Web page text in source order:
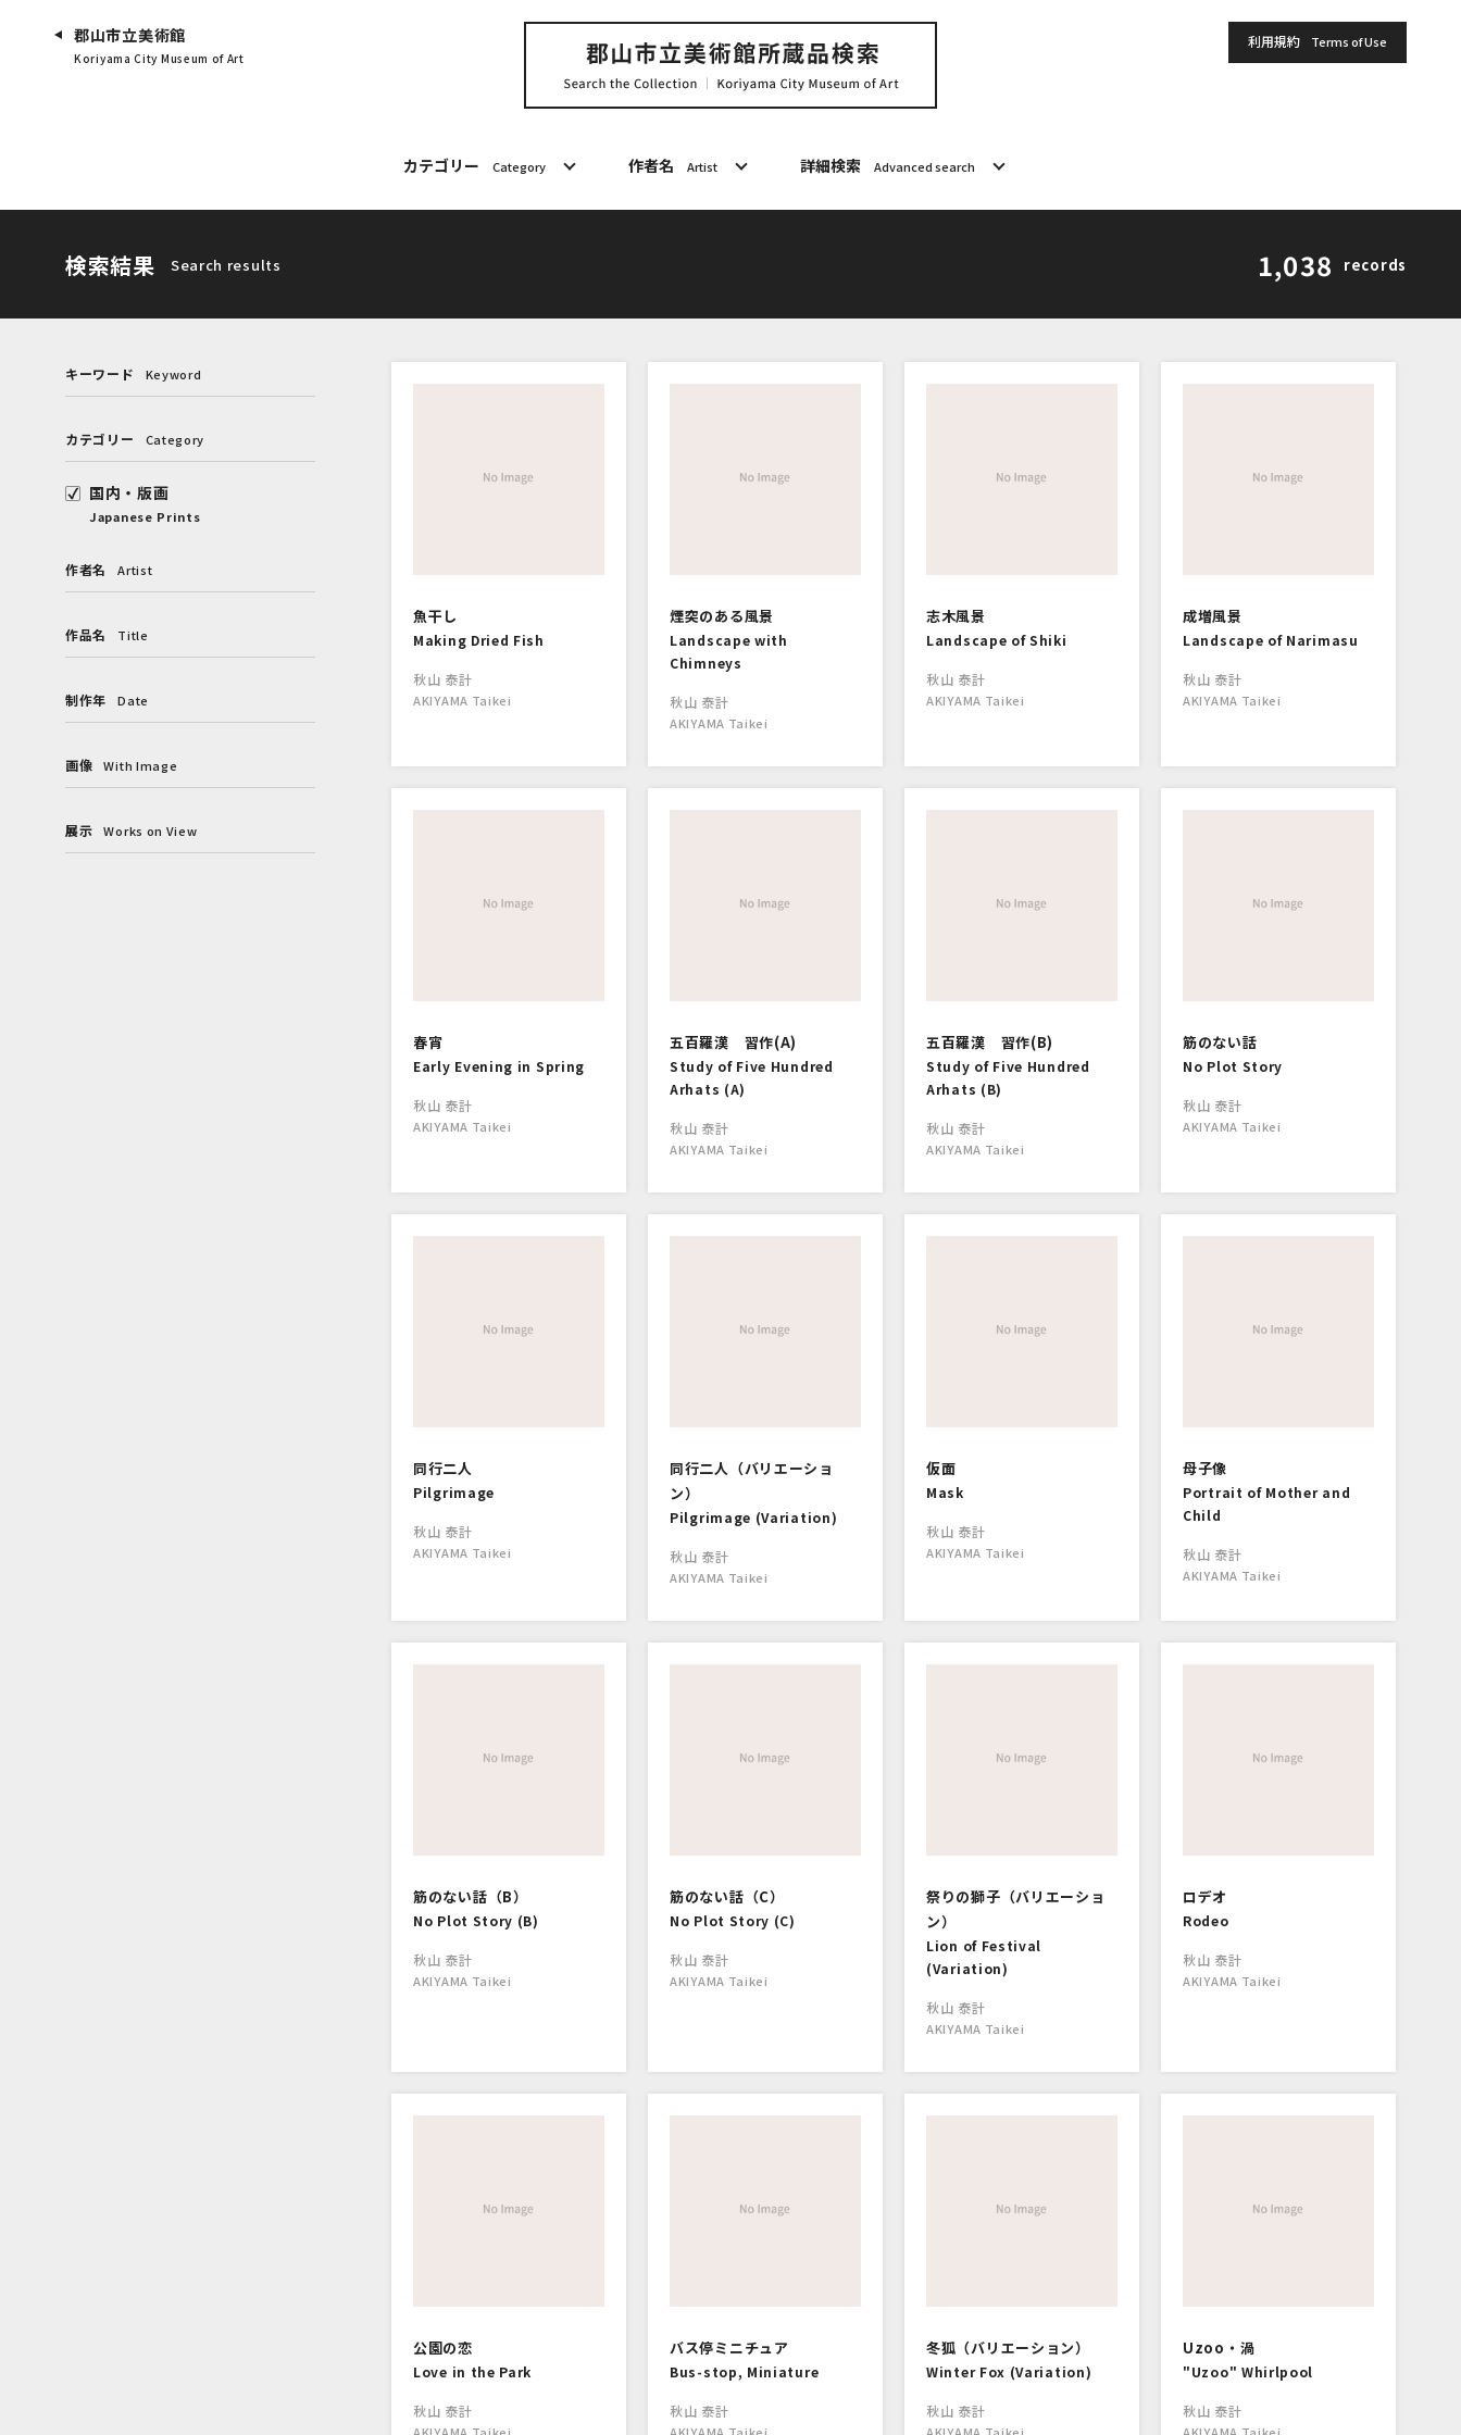
カテゴリー Category 作者名 Artist 詳細検索 Advanced search
利用規約 Terms of Use
郡山市立美術館
Koriyama City Museum of Art
検索結果 Search results 1,038 records
キーワード Keyword
カテゴリー Category
国内・版画
Japanese Prints
作者名 Artist
作品名 Title
制作年 Date
画像 With Image
展示 Works on View
魚干し
Making Dried Fish
秋山 泰計
AKIYAMA Taikei
煙突のある風景
Landscape with
Chimneys
秋山 泰計
AKIYAMA Taikei
志木風景
Landscape of Shiki
秋山 泰計
AKIYAMA Taikei
成増風景
Landscape of Narimasu
秋山 泰計
AKIYAMA Taikei
春宵
Early Evening in Spring
秋山 泰計
AKIYAMA Taikei
五百羅漢 習作(A)
Study of Five Hundred
Arhats (A)
秋山 泰計
AKIYAMA Taikei
五百羅漢 習作(B)
Study of Five Hundred
Arhats (B)
秋山 泰計
AKIYAMA Taikei
筋のない話
No Plot Story
秋山 泰計
AKIYAMA Taikei
同行二人
Pilgrimage
秋山 泰計
AKIYAMA Taikei
同行二人（バリエーショ
ン）
Pilgrimage (Variation)
秋山 泰計
AKIYAMA Taikei
仮面
Mask
秋山 泰計
AKIYAMA Taikei
母子像
Portrait of Mother and
Child
秋山 泰計
AKIYAMA Taikei
筋のない話（B）
No Plot Story (B)
秋山 泰計
AKIYAMA Taikei
筋のない話（C）
No Plot Story (C)
秋山 泰計
AKIYAMA Taikei
祭りの獅子（バリエーショ
ン）
Lion of Festival
(Variation)
秋山 泰計
AKIYAMA Taikei
ロデオ
Rodeo
秋山 泰計
AKIYAMA Taikei
公園の恋
Love in the Park
秋山 泰計
バス停ミニチュア
Bus-stop, Miniature
秋山 泰計
冬狐（バリエーション）
Winter Fox (Variation)
秋山 泰計
Uzoo・渦
"Uzoo" Whirlpool
秋山 泰計